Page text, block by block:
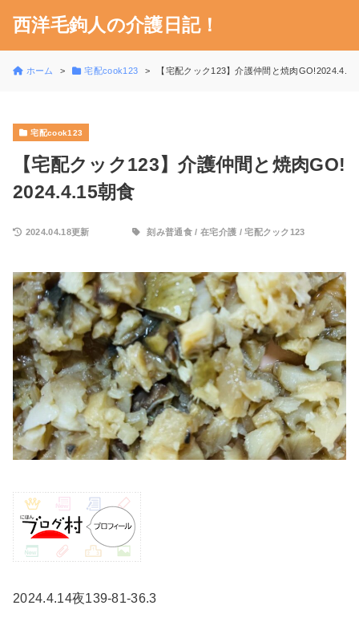
西洋毛鉤人の介護日記！
ホーム 宅配cook123 【宅配クック123】介護仲間と焼肉GO!2024.4.15
宅配cook123
【宅配クック123】介護仲間と焼肉GO!
2024.4.15朝食
2024.04.18更新 刻み普通食/ 在宅介護 /宅配クック123
2024.4.14夜139-81-36.3